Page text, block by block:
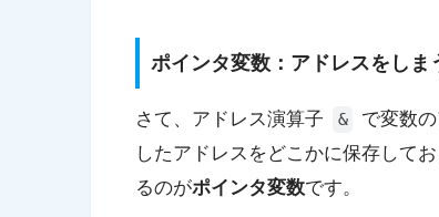
ポインタ変数：アドレスをしま
さて、アドレス演算子 &
で変数
したアドレスをどこかに保存して
るのがポインタ変数です。